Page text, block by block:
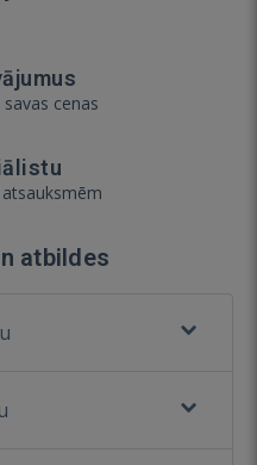
cenas
atbildes